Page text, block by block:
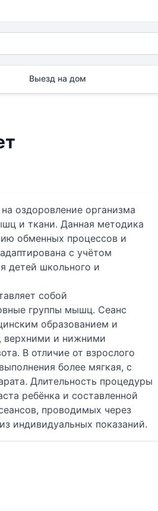
Выезд на дом
оздоровление организма
и ткани. Данная методика
обменных процессов и
с учётом
детей школьного и
собой
группы мышц. Сеанс
образованием и
верхними и нижними
В отличие от взрослого
более мягкая, с
Длительность процедуры
ребёнка и составленной
проводимых через
индивидуальных показаний.